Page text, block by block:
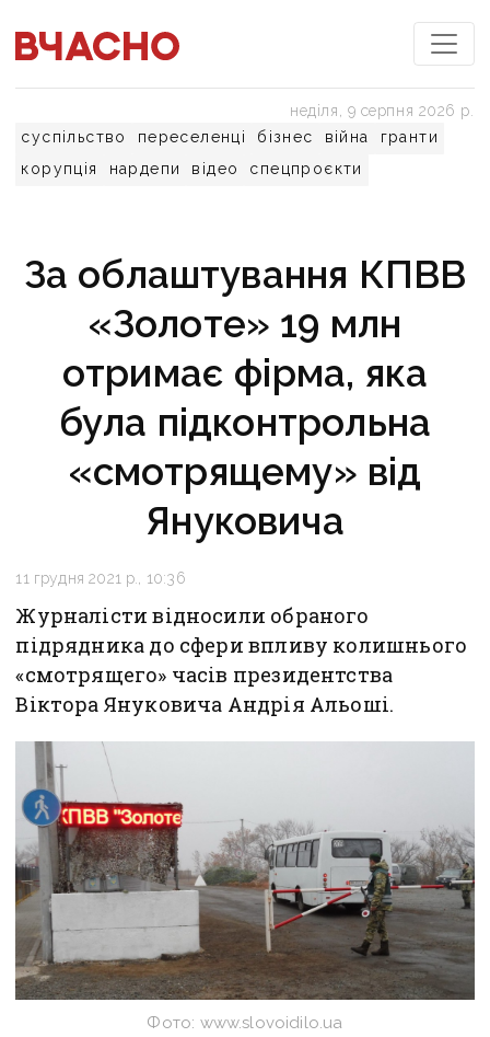
суспільство переселенці бізнес війна
гранти
корупція
нардепи відео спецпроєкти
неділя, 9 серпня 2026 р.
За облаштування КПВВ
«Золоте» 19 млн
отримає фірма, яка
була підконтрольна
«смотрящему» від
Януковича
11 грудня 2021 р., 10:36
Журналісти відносили обраного
підрядника до сфери впливу колишнього
«смотрящего» часів президентства
Віктора Януковича Андрія Альоші.
Фото: www.slovoidilo.ua